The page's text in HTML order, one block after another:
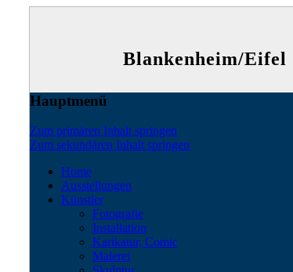
Blankenheim/Eifel
Hauptmenü
Zum primären Inhalt springen
Zum sekundären Inhalt springen
Home
Ausstellungen
Künstler
Fotografie
Installation
Karikatur, Comic
Malerei